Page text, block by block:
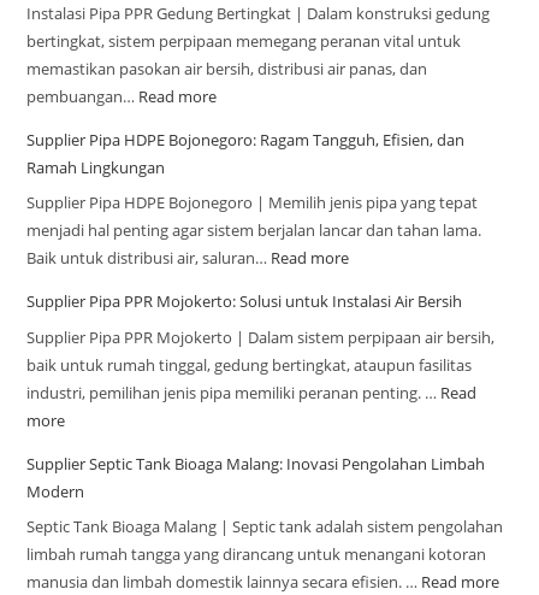
Instalasi Pipa PPR Gedung Bertingkat | Dalam konstruksi gedung
bertingkat, sistem perpipaan memegang peranan vital untuk
memastikan pasokan air bersih, distribusi air panas, dan
pembuangan… Read more
Supplier Pipa HDPE Bojonegoro: Ragam Tangguh, Efisien, dan
Ramah Lingkungan
Supplier Pipa HDPE Bojonegoro | Memilih jenis pipa yang tepat
menjadi hal penting agar sistem berjalan lancar dan tahan lama.
Baik untuk distribusi air, saluran… Read more
Supplier Pipa PPR Mojokerto: Solusi untuk Instalasi Air Bersih
Supplier Pipa PPR Mojokerto | Dalam sistem perpipaan air bersih,
baik untuk rumah tinggal, gedung bertingkat, ataupun fasilitas
industri, pemilihan jenis pipa memiliki peranan penting. … Read
more
Supplier Septic Tank Bioaga Malang: Inovasi Pengolahan Limbah
Modern
Septic Tank Bioaga Malang | Septic tank adalah sistem pengolahan
limbah rumah tangga yang dirancang untuk menangani kotoran
manusia dan limbah domestik lainnya secara efisien. … Read more